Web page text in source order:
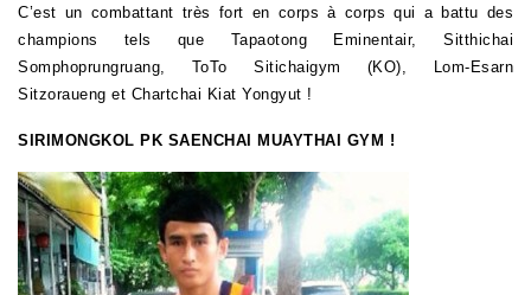
C’est un combattant très fort en corps à corps qui a battu des
champions tels que Tapaotong Eminentair, Sitthichai
Somphoprungruang, ToTo Sitichaigym (KO), Lom-Esarn
Sitzoraueng et Chartchai Kiat Yongyut !
SIRIMONGKOL PK SAENCHAI MUAYTHAI GYM !